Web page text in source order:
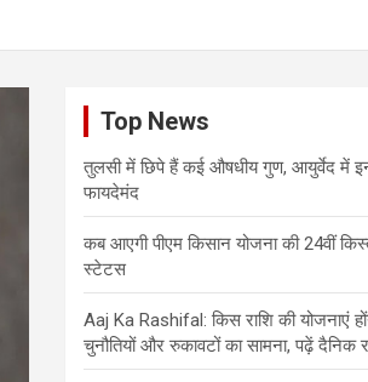
Top News
तुलसी में छिपे हैं कई औषधीय गुण, आयुर्वेद में इन
फायदेमंद
कब आएगी पीएम किसान योजना की 24वीं
स्टेटस
Aaj Ka Rashifal: किस राशि की योजनाएं
चुनौतियों और रुकावटों का सामना, पढ़ें दैनिक